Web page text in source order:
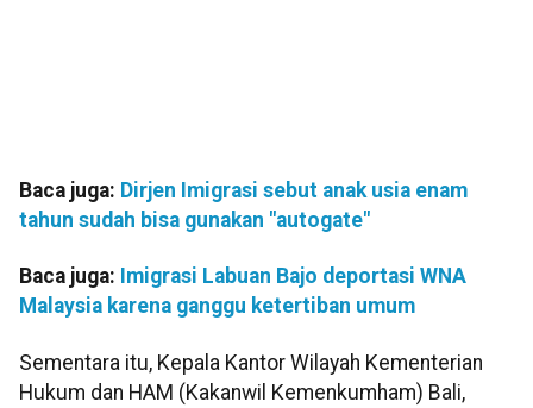
Baca juga: Dirjen Imigrasi sebut anak usia enam
tahun sudah bisa gunakan "autogate"
Baca juga: Imigrasi Labuan Bajo deportasi WNA
Malaysia karena ganggu ketertiban umum
Sementara itu, Kepala Kantor Wilayah Kementerian
Hukum dan HAM (Kakanwil Kemenkumham) Bali,